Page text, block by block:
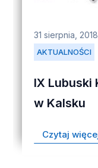
AKTUALNOŚCI
31 sierpnia, 2018
IX Lubuski
w Kalsku
Czytaj